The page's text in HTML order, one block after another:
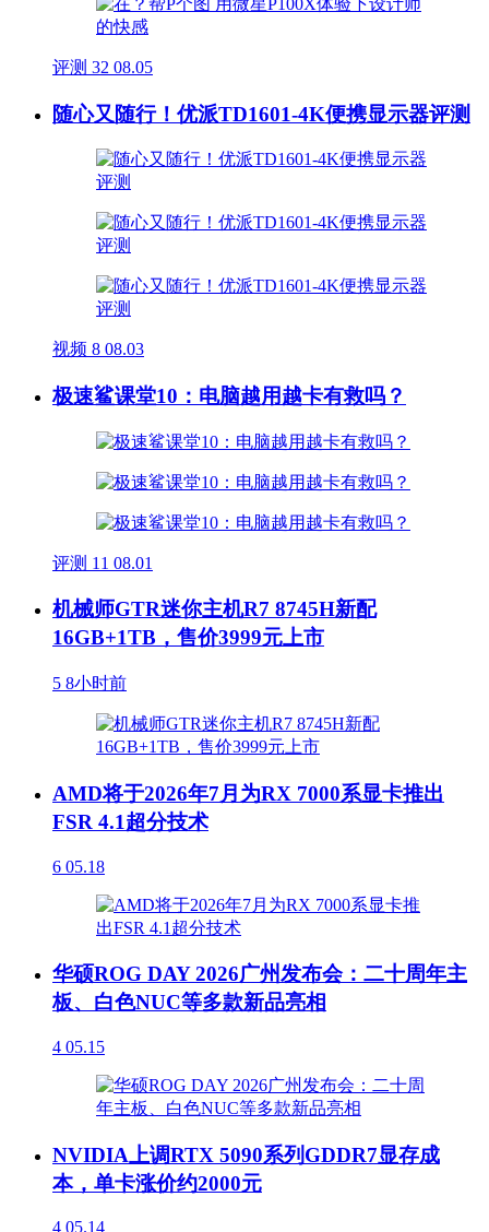
评测 32 08.05
随心又随行！优派TD1601-4K便携显示器评测
视频 8 08.03
极速鲨课堂10：电脑越用越卡有救吗？
评测 11 08.01
机械师GTR迷你主机R7 8745H新配
16GB+1TB，售价3999元上市
5 8小时前
AMD将于2026年7月为RX 7000系显卡推出
FSR 4.1超分技术
6 05.18
华硕ROG DAY 2026广州发布会：二十周年主
板、白色NUC等多款新品亮相
4 05.15
NVIDIA上调RTX 5090系列GDDR7显存成
本，单卡涨价约2000元
4 05.14